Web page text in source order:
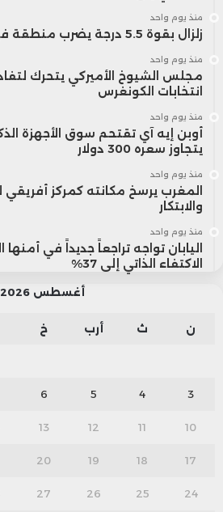
منذ يوم واحد
زلزال بقوة 5.5 درجة يضرب منطقة في ألاسكا
منذ يوم واحد
مجلس الشيوخ الأميركي يتحرك
انتخابات الكونغرس
منذ يوم واحد
أوبن إيه آي تقتحم سوق الأجهزة
يتجاوز سعره 300 دولار
منذ يوم واحد
المغرب يرسخ مكانته كمركز أفريقي
والابتكار
منذ يوم واحد
اليابان تواجه تراجعاً جديداً في
الاكتفاء الذاتي إلى 37%
أغسطس 2026
ن ث أرب خ
3
4
5
6
10
11
12
13
17
18
19
20
24
25
26
27